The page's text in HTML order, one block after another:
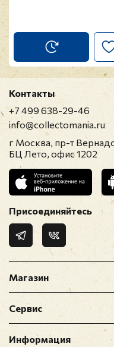
Магазин
Сервис
Информация
Контакты
+7 499 638-29-46
info@collectomania.ru
г Москва, пр-т
БЦ Лето, офис 1202
Присоединяйтесь